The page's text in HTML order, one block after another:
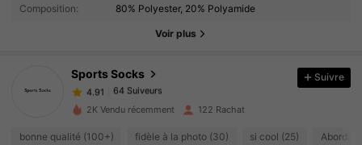
Composition:
80% Polyester, 20% Polyamide
Voir plus
Sports Socks
64 Suiveurs
64 Suiveurs
p***z
a suiviIl y a 1 jour
4.91
64 Suiveurs
4.91 64 Suiveurs
Suivre
2K Vendu récemment 122 Rachat
bonne qualité (100+) fidèle à la photo (30) si cool (25)